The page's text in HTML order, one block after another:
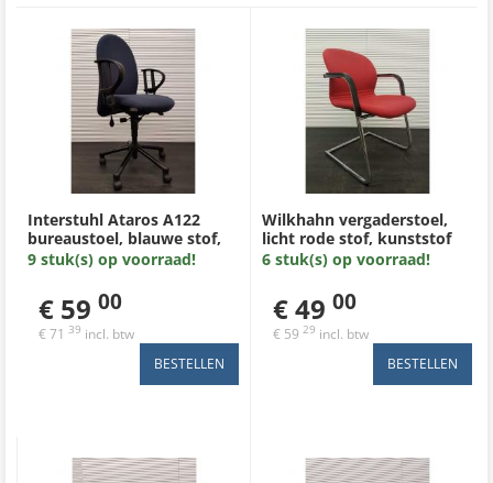
Interstuhl Ataros A122
bureaustoel, blauwe stof,
zwart kunststof
voetenkruis, kunststof
armleggers
9 stuk(s) op voorraad!
€ 59 00
€ 71 39 incl. btw
Wilkhahn vergaderstoel,
licht rode stof, kunststof
afwerking armleuning,
chroom slede
6 stuk(s) op voorraad!
€ 49 00
€ 59 29 incl. btw